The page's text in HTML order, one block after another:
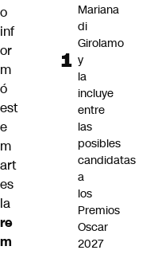
o
inf
or
m
ó
est
e
m
art
es
la
re
m
Mariana
di
Girolamo
y
la
incluye
entre
las
posibles
candidatas
a
los
Premios
Oscar
2027